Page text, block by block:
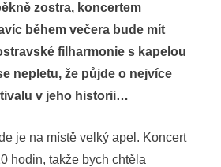
zostra, koncertem
během večera bude mít
filharmonie s kapelou
nepletu, že půjde o nejvíce
v jeho historii…
je na místě velký apel. Koncert
hodin, takže bych chtěla